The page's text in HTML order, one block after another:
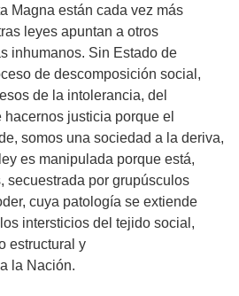
Magna están cada vez más
leyes apuntan a otros
inhumanos. Sin Estado de
de descomposición social,
de la intolerancia, del
justicia porque el
somos una sociedad a la deriva,
es manipulada porque está,
secuestrada por grupúsculos
cuya patología se extiende
intersticios del tejido social,
estructural y
la Nación.